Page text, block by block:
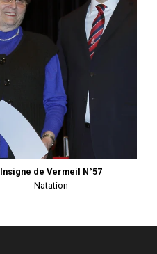
Insigne de Vermeil N°57
Natation